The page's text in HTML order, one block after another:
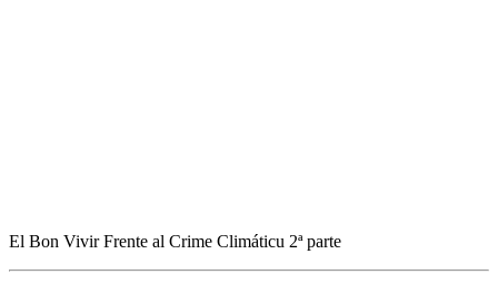
El Bon Vivir Frente al Crime Climáticu 2ª parte